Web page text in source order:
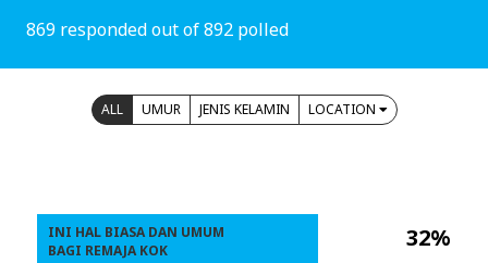
869 responded out of 892 polled
ALL UMUR JENIS KELAMIN LOCATION
32%
INI HAL BIASA DAN UMUM
BAGI REMAJA KOK